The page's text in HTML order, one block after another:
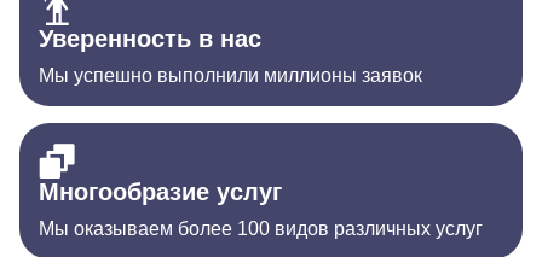
Уверенность в нас
Мы успешно выполнили миллионы заявок
Многообразие услуг
Мы оказываем более 100 видов различных услуг